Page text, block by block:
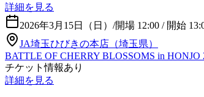
詳細を見る
2026年3月15日（日） /開場 12:00 / 開始
JA埼玉ひびきの本店（埼玉県）
BATTLE OF CHERRY BLOSSOMS in HONJO
チケット情報あり
詳細を見る